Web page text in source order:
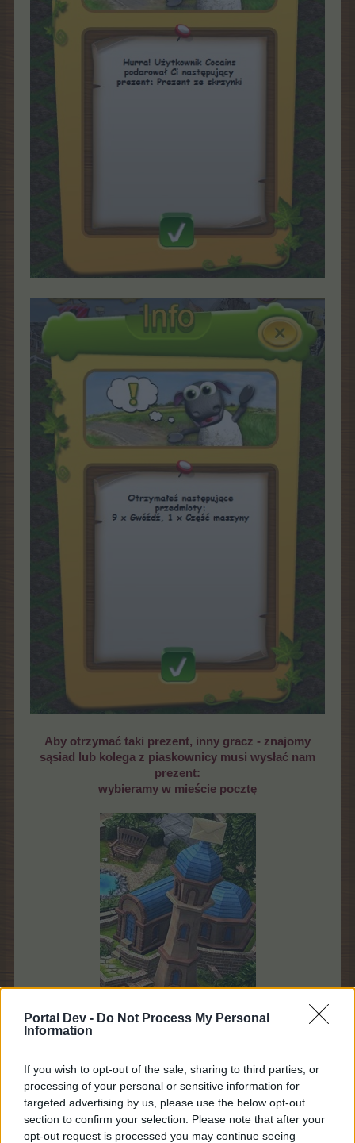
Portal Dev - Do Not Process My Personal
Information
If you wish to opt-out of the sale, sharing to third parties, or
processing of your personal or sensitive information for
targeted advertising by us, please use the below opt-out
section to confirm your selection. Please note that after your
opt-out request is processed you may continue seeing
Aby otrzymać taki prezent, inny gracz - znajomy
sąsiad lub kolega z piaskownicy musi wysłać nam
prezent:
wybieramy w mieście pocztę
później wybieramy skrzyneczkę z narzędziami i
wysyłamy wybranej osobie.